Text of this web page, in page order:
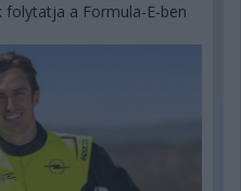
folytatja a Formula-E-ben